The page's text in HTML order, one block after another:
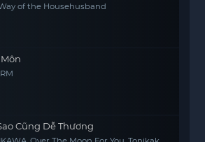
of the Househusband
Cũng Dễ Thương